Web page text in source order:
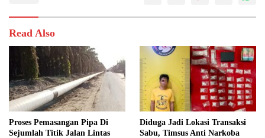
Read Also
Proses Pemasangan Pipa Di
Sejumlah Titik Jalan Lintas
Diduga Jadi Lokasi Transaksi
Sabu, Timsus Anti Narkoba